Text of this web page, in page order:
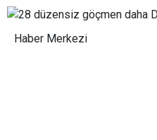
Haber Merkezi